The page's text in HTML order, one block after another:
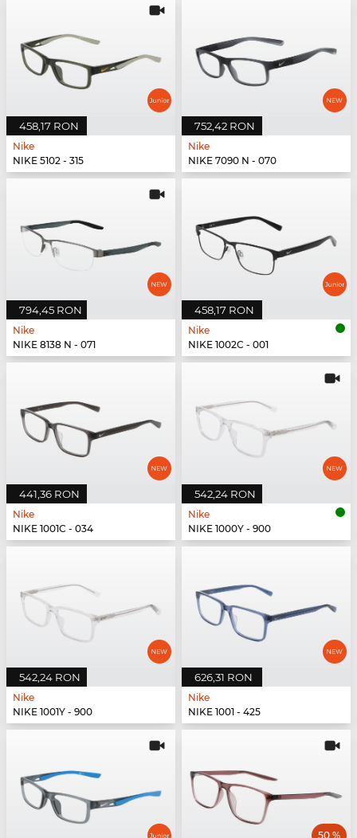
458,17 RON
Nike
NIKE 5102 - 315
752,42 RON
Nike
NIKE 7090 N - 070
794,45 RON
Nike
NIKE 8138 N - 071
458,17 RON
Nike
NIKE 1002C - 001
441,36 RON
Nike
NIKE 1001C - 034
542,24 RON
Nike
NIKE 1000Y - 900
542,24 RON
Nike
NIKE 1001Y - 900
626,31 RON
Nike
NIKE 1001 - 425
50 %